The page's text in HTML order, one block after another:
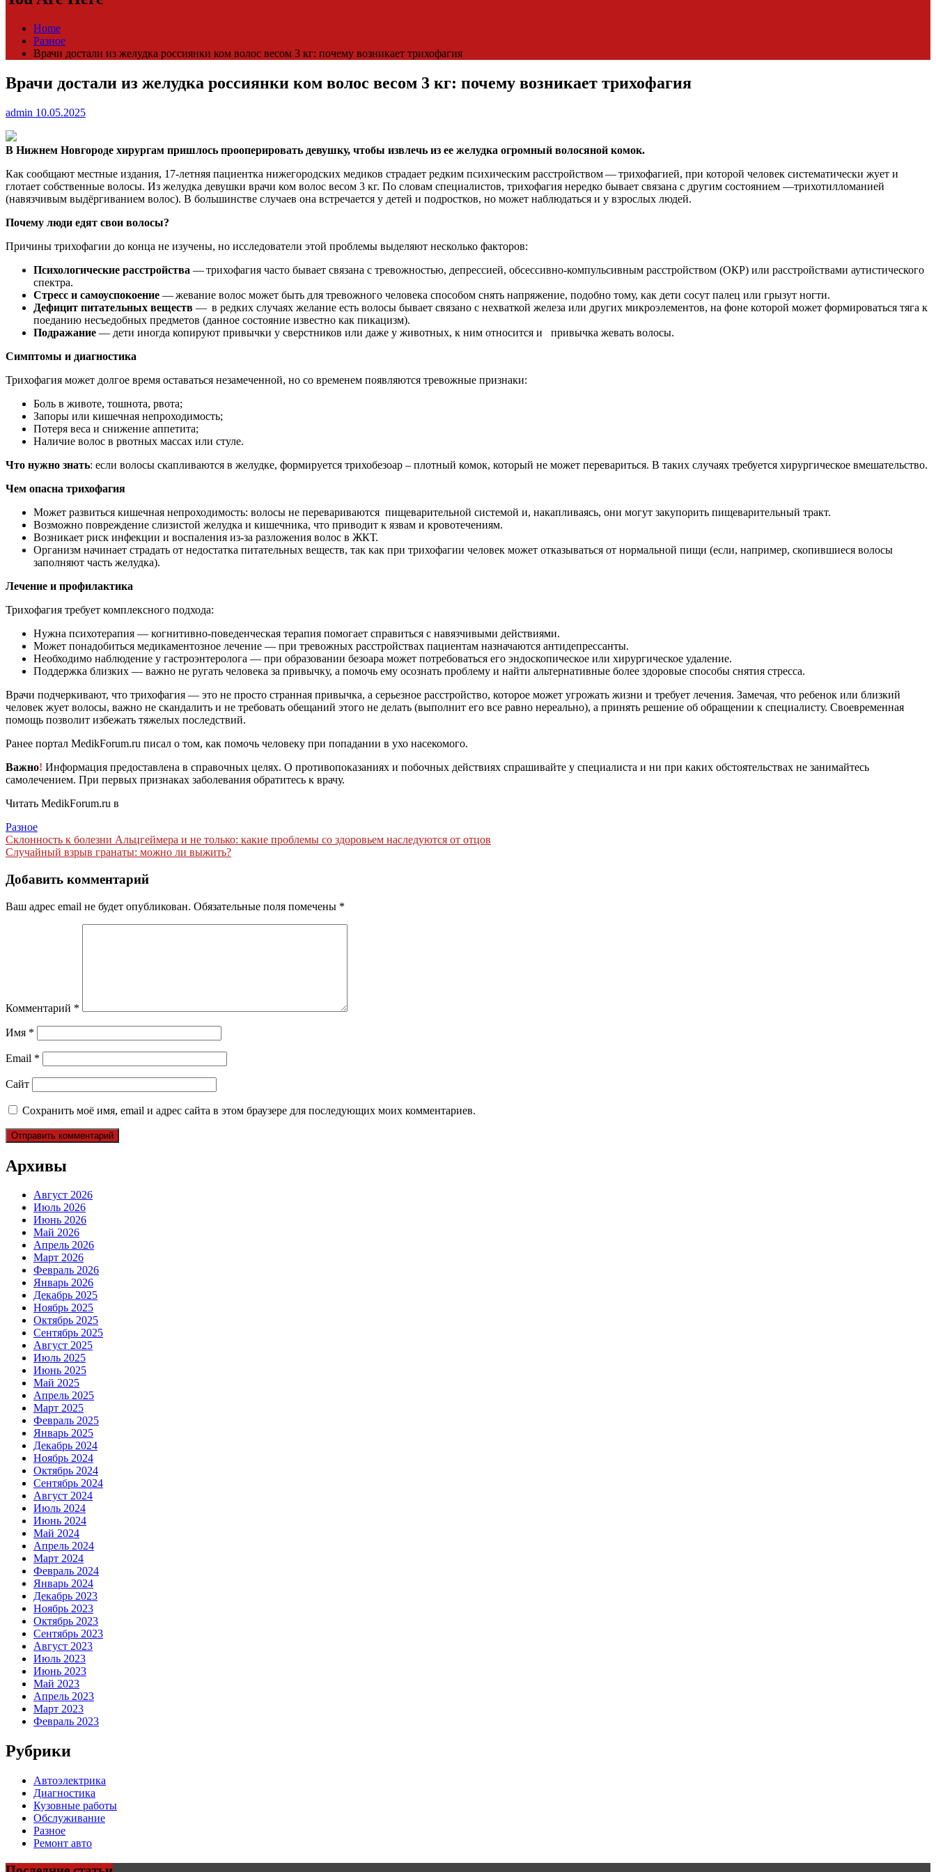
Home
Разное
Врачи достали из желудка россиянки ком волос весом 3 кг: почему возникает трихофагия
Врачи достали из желудка россиянки ком волос весом 3 кг: почему возникает трихофагия
admin 10.05.2025
В Нижнем Новгороде хирургам пришлось прооперировать девушку, чтобы извлечь из ее желудка огромный волосяной комок.
Как сообщают местные издания, 17-летняя пациентка нижегородских медиков страдает редким психическим расстройством — трихофагией, при которой человек систематически жует и
глотает собственные волосы. Из желудка девушки врачи ком волос весом 3 кг. По словам специалистов, трихофагия нередко бывает связана с другим состоянием —трихотилломанией
(навязчивым выдёргиванием волос). В большинстве случаев она встречается у детей и подростков, но может наблюдаться и у взрослых людей.
Почему люди едят свои волосы?
Причины трихофагии до конца не изучены, но исследователи этой проблемы выделяют несколько факторов:
Психологические расстройства — трихофагия часто бывает связана с тревожностью, депрессией, обсессивно-компульсивным расстройством (ОКР) или расстройствами аутистического
спектра.
Стресс и самоуспокоение — жевание волос может быть для тревожного человека способом снять напряжение, подобно тому, как дети сосут палец или грызут ногти.
Дефицит питательных веществ — в редких случаях желание есть волосы бывает связано с нехваткой железа или других микроэлементов, на фоне которой может формироваться тяга к
поеданию несъедобных предметов (данное состояние известно как пикацизм).
Подражание — дети иногда копируют привычки у сверстников или даже у животных, к ним относится и привычка жевать волосы.
Симптомы и диагностика
Трихофагия может долгое время оставаться незамеченной, но со временем появляются тревожные признаки:
Боль в животе, тошнота, рвота;
Запоры или кишечная непроходимость;
Потеря веса и снижение аппетита;
Наличие волос в рвотных массах или стуле.
Что нужно знать: если волосы скапливаются в желудке, формируется трихобезоар – плотный комок, который не может перевариться. В таких случаях требуется хирургическое вмешательство.
Чем опасна трихофагия
Может развиться кишечная непроходимость: волосы не перевариваются пищеварительной системой и, накапливаясь, они могут закупорить пищеварительный тракт.
Возможно повреждение слизистой желудка и кишечника, что приводит к язвам и кровотечениям.
Возникает риск инфекции и воспаления из-за разложения волос в ЖКТ.
Организм начинает страдать от недостатка питательных веществ, так как при трихофагии человек может отказываться от нормальной пищи (если, например, скопившиеся волосы
заполняют часть желудка).
Лечение и профилактика
Трихофагия требует комплексного подхода:
Нужна психотерапия — когнитивно-поведенческая терапия помогает справиться с навязчивыми действиями.
Может понадобиться медикаментозное лечение — при тревожных расстройствах пациентам назначаются антидепрессанты.
Необходимо наблюдение у гастроэнтеролога — при образовании безоара может потребоваться его эндоскопическое или хирургическое удаление.
Поддержка близких — важно не ругать человека за привычку, а помочь ему осознать проблему и найти альтернативные более здоровые способы снятия стресса.
Врачи подчеркивают, что трихофагия — это не просто странная привычка, а серьезное расстройство, которое может угрожать жизни и требует лечения. Замечая, что ребенок или близкий
человек жует волосы, важно не скандалить и не требовать обещаний этого не делать (выполнит его все равно нереально), а принять решение об обращении к специалисту. Своевременная
помощь позволит избежать тяжелых последствий.
Ранее портал MedikForum.ru писал о том, как помочь человеку при попадании в ухо насекомого.
Важно! Информация предоставлена в справочных целях. О противопоказаниях и побочных действиях спрашивайте у специалиста и ни при каких обстоятельствах не занимайтесь
самолечением. При первых признаках заболевания обратитесь к врачу.
Читать MedikForum.ru в
Разное
Навигация
по
записям
Склонность к болезни Альцгеймера и не только: какие проблемы со здоровьем наследуются от отцов
Случайный взрыв гранаты: можно ли выжить?
Добавить комментарий
Ваш адрес email не будет опубликован. Обязательные поля помечены *
Комментарий *
Имя *
Email *
Сайт
Сохранить моё имя, email и адрес сайта в этом браузере для последующих моих комментариев.
Архивы
Август 2026
Июль 2026
Июнь 2026
Май 2026
Апрель 2026
Март 2026
Февраль 2026
Январь 2026
Декабрь 2025
Ноябрь 2025
Октябрь 2025
Сентябрь 2025
Август 2025
Июль 2025
Июнь 2025
Май 2025
Апрель 2025
Март 2025
Февраль 2025
Январь 2025
Декабрь 2024
Ноябрь 2024
Октябрь 2024
Сентябрь 2024
Август 2024
Июль 2024
Июнь 2024
Май 2024
Апрель 2024
Март 2024
Февраль 2024
Январь 2024
Декабрь 2023
Ноябрь 2023
Октябрь 2023
Сентябрь 2023
Август 2023
Июль 2023
Июнь 2023
Май 2023
Апрель 2023
Март 2023
Февраль 2023
Рубрики
Автоэлектрика
Диагностика
Кузовные работы
Обслуживание
Разное
Ремонт авто